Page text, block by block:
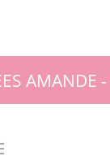
AMANDE